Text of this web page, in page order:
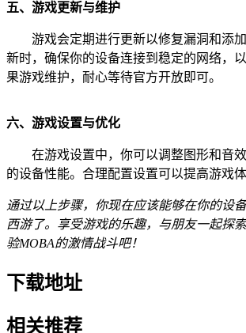
五、游戏更新与维护
游戏会定期进行更新以修复漏洞和添
新时，确保你的设备连接到稳定的网络，
果游戏维护，耐心等待官方开放即可。
六、游戏设置与优化
在游戏设置中，你可以调整图形和音
的设备性能。合理配置设置可以提高游戏体
通过以上步骤，你现在应该能够在你的设
西游了。享受游戏的乐趣，与朋友一起探
验MOBA的激情战斗吧！
下载地址
相关推荐